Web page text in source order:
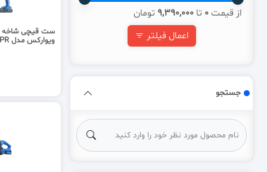
از قیمت 0 تا 9,390,000 تومان
اعمال فیلتر
جستجو
ست قیچی شاخه
ویوارکس مدل VR3206-PR